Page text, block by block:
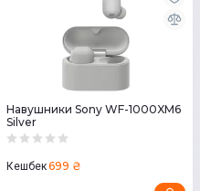
Навушники Sony WF-1000XM6
Silver
Кешбек699 ₴